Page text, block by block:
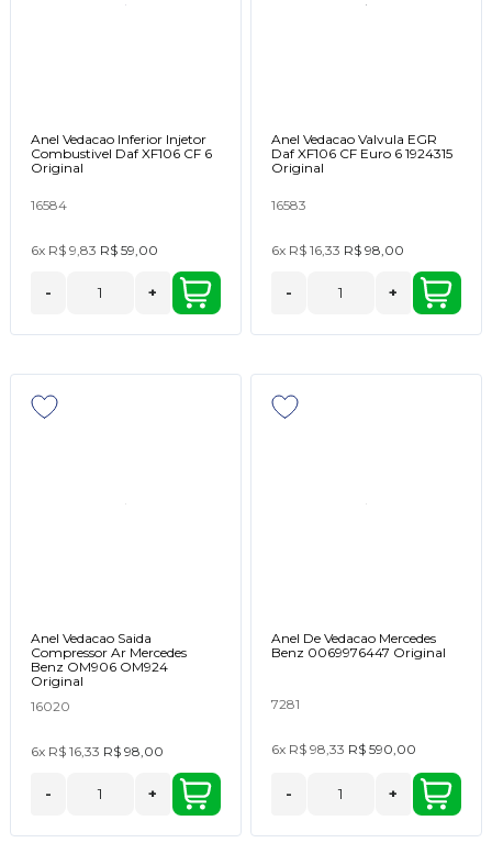
Anel Vedacao Inferior Injetor
Combustivel Daf XF106 CF 6
Original
16584
6x R$ 9,83 R$ 59,00
- +
Anel Vedacao Valvula EGR
Daf XF106 CF Euro 6 1924315
Original
16583
6x R$ 16,33 R$ 98,00
- +
Anel Vedacao Saida
Compressor Ar Mercedes
Benz OM906 OM924
Original
16020
6x R$ 16,33 R$ 98,00
- +
Anel De Vedacao Mercedes
Benz 0069976447 Original
7281
6x R$ 98,33 R$ 590,00
- +